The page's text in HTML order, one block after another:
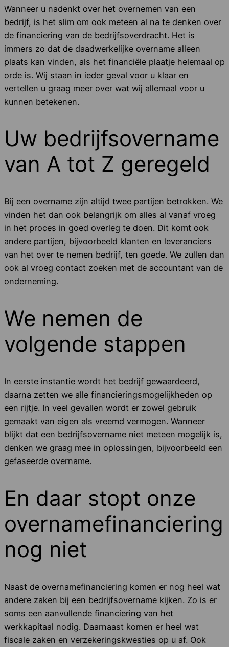
Wanneer u nadenkt over het overnemen van een
bedrijf, is het slim om ook meteen al na te denken over
de financiering van de bedrijfsoverdracht. Het is
immers zo dat de daadwerkelijke overname alleen
plaats kan vinden, als het financiële plaatje helemaal op
orde is. Wij staan in ieder geval voor u klaar en
vertellen u graag meer over wat wij allemaal voor u
kunnen betekenen.
Uw bedrijfsovername
van A tot Z geregeld
Bij een overname zijn altijd twee partijen betrokken. We
vinden het dan ook belangrijk om alles al vanaf vroeg
in het proces in goed overleg te doen. Dit komt ook
andere partijen, bijvoorbeeld klanten en leveranciers
van het over te nemen bedrijf, ten goede. We zullen dan
ook al vroeg contact zoeken met de accountant van de
onderneming.
We nemen de
volgende stappen
In eerste instantie wordt het bedrijf gewaardeerd,
daarna zetten we alle financieringsmogelijkheden op
een rijtje. In veel gevallen wordt er zowel gebruik
gemaakt van eigen als vreemd vermogen. Wanneer
blijkt dat een bedrijfsovername niet meteen mogelijk is,
denken we graag mee in oplossingen, bijvoorbeeld een
gefaseerde overname.
En daar stopt onze
overnamefinanciering
nog niet
Naast de overnamefinanciering komen er nog heel wat
andere zaken bij een bedrijfsovername kijken. Zo is er
soms een aanvullende financiering van het
werkkapitaal nodig. Daarnaast komen er heel wat
fiscale zaken en verzekeringskwesties op u af. Ook